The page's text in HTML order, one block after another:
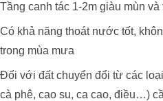
Tầng canh tác 1-2m giàu mùn
Có khả năng thoát nước tốt,
trong mùa mưa
Đối với đất chuyển đổi từ các
cà phê, cao su, ca cao, điều…)